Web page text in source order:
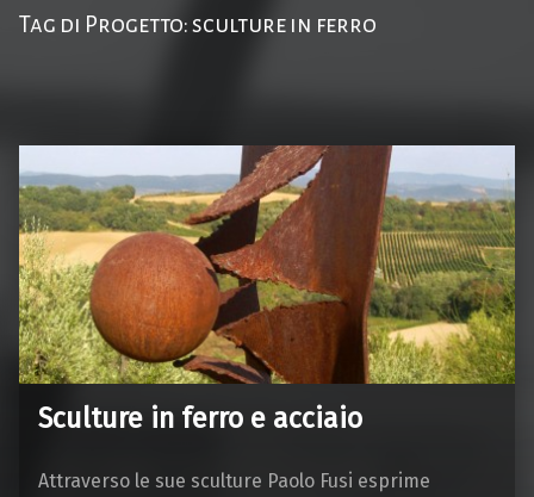
Tag di Progetto:sculture in ferro
Sculture in ferro e acciaio
Attraverso le sue sculture Paolo Fusi esprime